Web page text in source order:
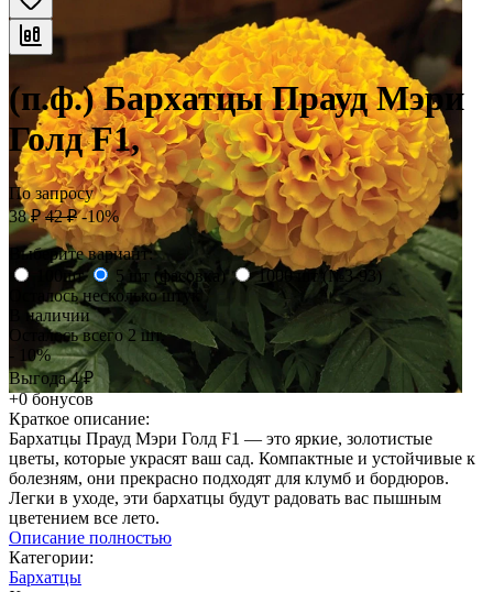
(п.ф.) Бархатцы Прауд Мэри
Голд F1,
По запросу
38 ₽ 42 ₽ -10%
Выберите вариант:
100шт
5 шт (фасовка)
1000 шт (№3-93)
Осталось несколько штук
В наличии
Осталось всего 2 шт.
- 10%
Выгода4 ₽
+0 бонусов
Краткое описание:
Бархатцы Прауд Мэри Голд F1 — это яркие, золотистые
цветы, которые украсят ваш сад. Компактные и устойчивые к
болезням, они прекрасно подходят для клумб и бордюров.
Легки в уходе, эти бархатцы будут радовать вас пышным
цветением все лето.
Описание полностью
Категории:
Бархатцы